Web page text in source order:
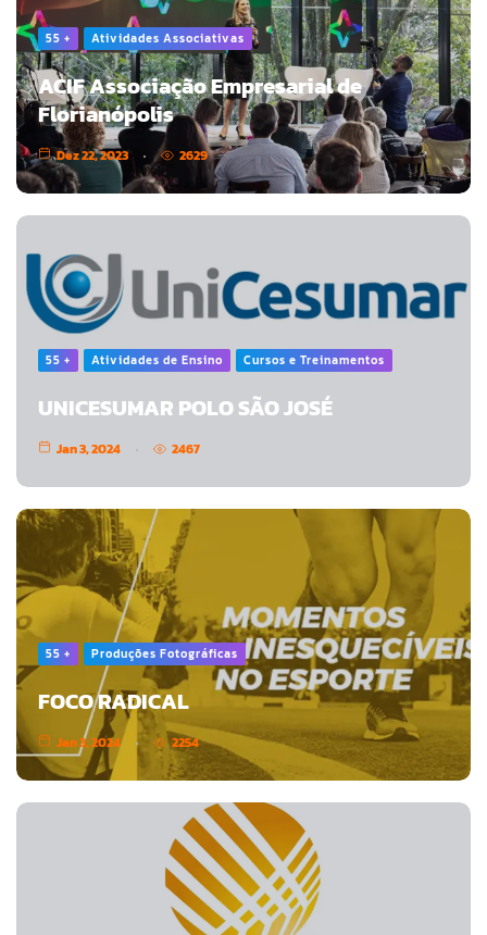
55 + Atividades Associativas
ACIF Associação Empresarial de
Florianópolis
Dez 22, 2023 2629
55 + Atividades de Ensino Cursos e Treinamentos
UNICESUMAR POLO SÃO JOSÉ
Jan 3, 2024 2467
55 + Produções Fotográficas
FOCO RADICAL
Jan 3, 2024 2254